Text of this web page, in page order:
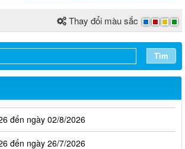
Thay đổi màu sắc
Tìm
đến ngày 09/8/2026
đến ngày 02/8/2026
đến ngày 26/7/2026